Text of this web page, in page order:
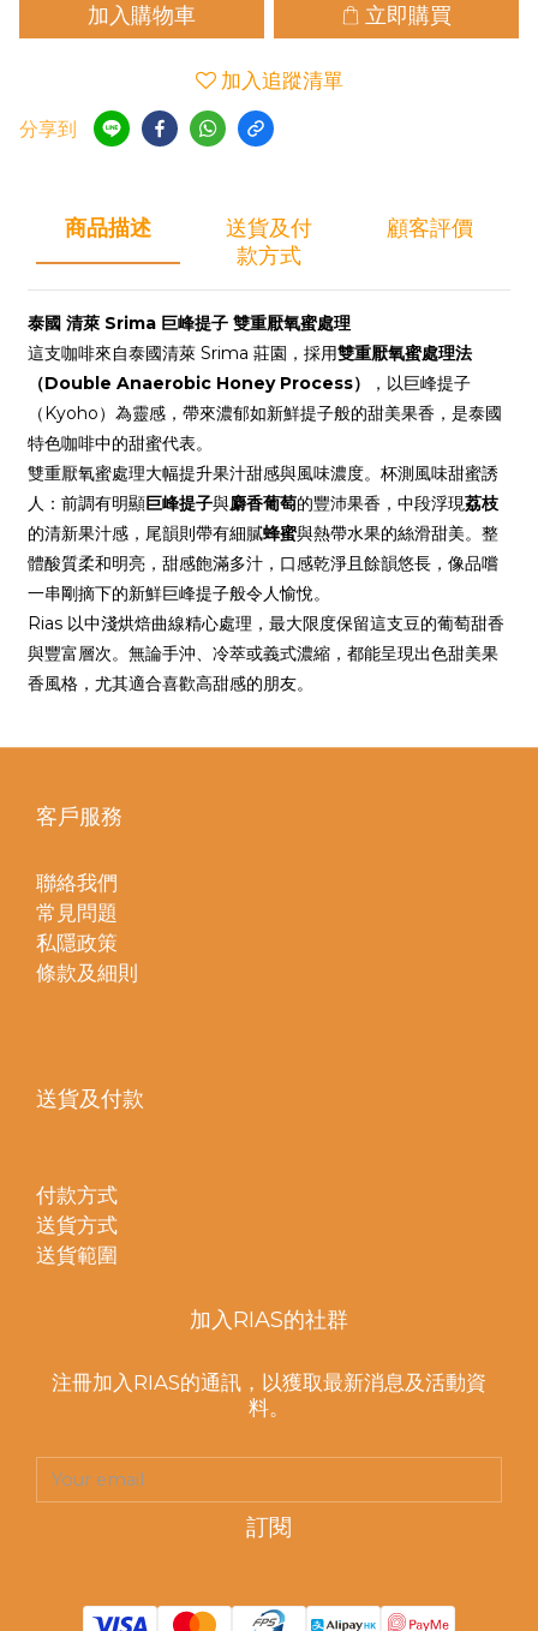
加入購物車 立即購買
加入追蹤清單
分享到
商品描述
送貨及付
款方式
顧客評價
泰國 清萊 Srima 巨峰提子 雙重厭氧蜜處理
這支咖啡來自泰國清萊 Srima 莊園，採用雙重厭氧蜜處理法
（Double Anaerobic Honey Process）
，以巨峰提子
（Kyoho）為靈感，帶來濃郁如新鮮提子般的甜美果香，是泰國
特色咖啡中的甜蜜代表。
雙重厭氧蜜處理大幅提升果汁甜感與風味濃度。杯測風味甜蜜誘
人：前調有明顯巨峰提子與麝香葡萄的豐沛果香，中段浮現荔枝
的清新果汁感，尾韻則帶有細膩蜂蜜與熱帶水果的絲滑甜美。整
體酸質柔和明亮，甜感飽滿多汁，口感乾淨且餘韻悠長，像品嚐
一串剛摘下的新鮮巨峰提子般令人愉悅。
Rias 以中淺烘焙曲線精心處理，最大限度保留這支豆的葡萄甜香
與豐富層次。無論手沖、冷萃或義式濃縮，都能呈現出色甜美果
香風格，尤其適合喜歡高甜感的朋友。
客戶服務
聯絡我們
常見問題
私隱政策
條款及細則
送貨及付款
付款方式
送貨方式
送貨範圍
加入RIAS的社群
注冊加入RIAS的通訊，以獲取最新消息及活動資
料。
訂閱